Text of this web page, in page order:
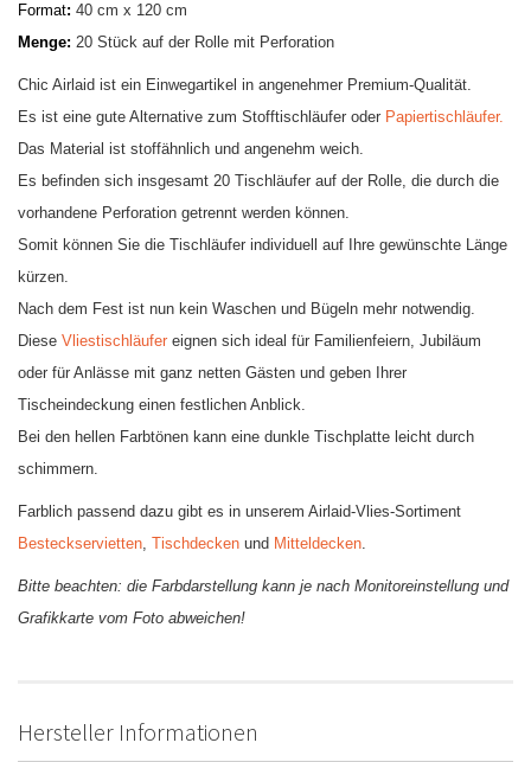
Format: 40 cm x 120 cm
Menge: 20 Stück auf der Rolle mit Perforation
Chic Airlaid ist ein Einwegartikel in angenehmer Premium-Qualität.
Es ist eine gute Alternative zum Stofftischläufer oder Papiertischläufer.
Das Material ist stoffähnlich und angenehm weich.
Es befinden sich insgesamt 20 Tischläufer auf der Rolle, die durch die
vorhandene Perforation getrennt werden können.
Somit können Sie die Tischläufer individuell auf Ihre gewünschte Länge
kürzen.
Nach dem Fest ist nun kein Waschen und Bügeln mehr notwendig.
Diese Vliestischläufer eignen sich ideal für Familienfeiern, Jubiläum
oder für Anlässe mit ganz netten Gästen und geben Ihrer
Tischeindeckung einen festlichen Anblick.
Bei den hellen Farbtönen kann eine dunkle Tischplatte leicht durch
schimmern.
Farblich passend dazu gibt es in unserem Airlaid-Vlies-Sortiment
Besteckservietten, Tischdecken und Mitteldecken.
Bitte beachten: die Farbdarstellung kann je nach Monitoreinstellung und
Grafikkarte vom Foto abweichen!
Hersteller Informationen